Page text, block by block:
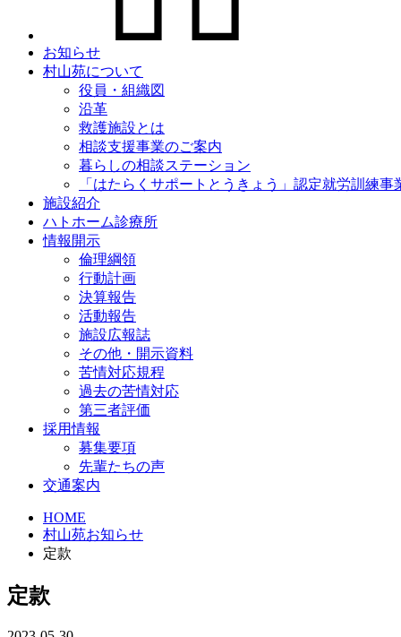
お知らせ
村山苑について
役員・組織図
沿革
救護施設とは
相談支援事業のご案内
暮らしの相談ステーション
「はたらくサポートとうきょう」認定就労訓練事
施設紹介
ハトホーム診療所
情報開示
倫理綱領
行動計画
決算報告
活動報告
施設広報誌
その他・開示資料
苦情対応規程
過去の苦情対応
第三者評価
採用情報
募集要項
先輩たちの声
交通案内
HOME
村山苑お知らせ
定款
定款